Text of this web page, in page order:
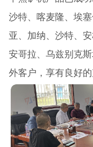
沙特、喀麦隆、埃
亚、加纳、沙特、
安哥拉、乌兹别克
外客户，享有良好